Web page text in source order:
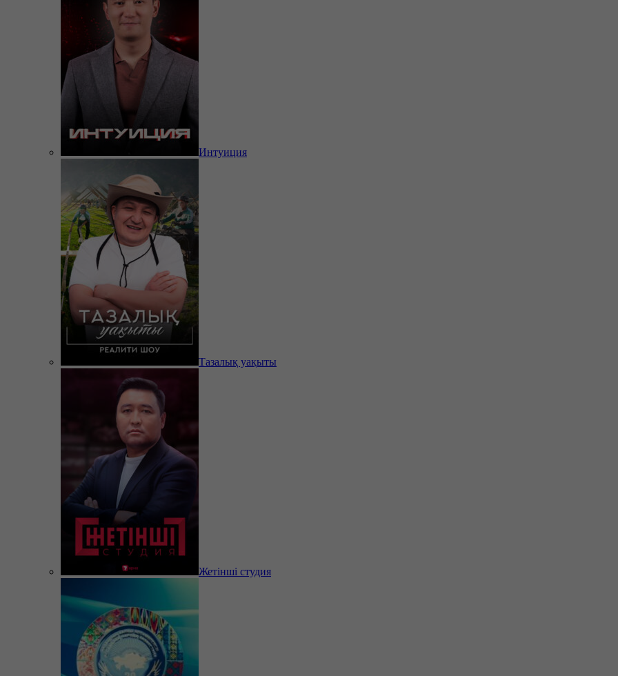
Интуиция
Тазалық уақыты
Жетінші студия